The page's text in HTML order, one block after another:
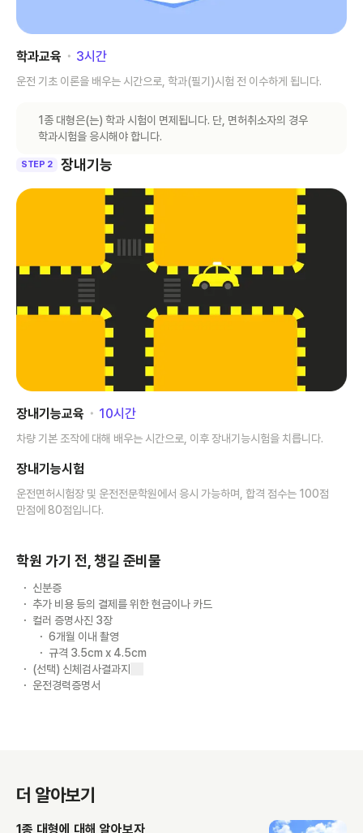
학과교육 ･ 3시간
운전 기초 이론을 배우는 시간으로, 학과(필기)시험 전 이수하게 됩니다.
1종 대형은(는) 학과 시험이 면제됩니다. 단, 면허취소자의 경우
학과시험을 응시해야 합니다.
STEP 2 장내기능
장내기능교육 ･ 10시간
차량 기본 조작에 대해 배우는 시간으로, 이후 장내기능시험을 치릅니다.
장내기능시험
운전면허시험장 및 운전전문학원에서 응시 가능하며, 합격 점수는 100점
만점에 80점입니다.
학원 가기 전, 챙길 준비물
신분증
추가 비용 등의 결제를 위한 현금이나 카드
컬러 증명사진 3장
6개월 이내 촬영
규격 3.5cm x 4.5cm
(선택) 신체검사결과지
운전경력증명서
더 알아보기
1종 대형에 대해 알아보자